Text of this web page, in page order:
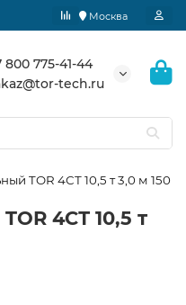
Москва
800 775-41-44
tech.ru
TOR 4СТ 10,5 т 3,0 м 150
4СТ 10,5 т